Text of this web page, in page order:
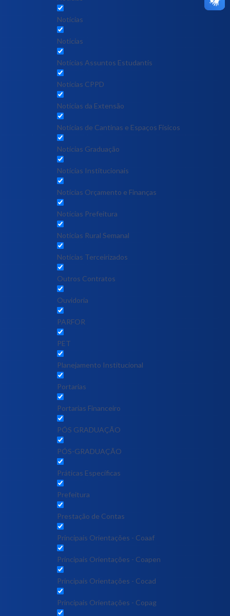
Notícias
Notícias
Notícias Assuntos Estudantis
Notícias CPPD
Notícias da Extensão
Notícias de Cantinas e Espaços Físicos
Notícias Graduação
Notícias Institucionais
Notícias Orçamento e Finanças
Notícias Prefeitura
Notícias Rural Semanal
Notícias Terceirizados
Outros Contratos
Ouvidoria
PARFOR
PET
Planejamento Institucional
Portarias
Portarias Financeiro
PÓS GRADUAÇÃO
PÓS-GRADUAÇÃO
Práticas Específicas
Prefeitura
Prestação de Contas
Principais Orientações - Coaaf
Principais Orientações - Coapen
Principais Orientações - Cocad
Principais Orientações - Copag